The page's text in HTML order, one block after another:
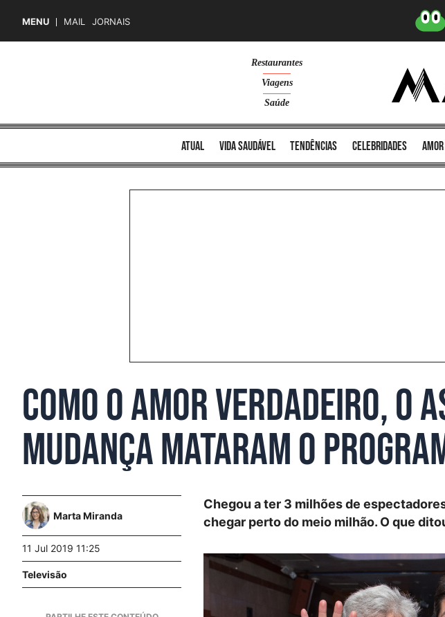
MENU MAIL JORNAIS
Restaurantes
Viagens
Saúde
atual vida saudável tendências celebridades
Como o amor verdadeiro, o
mudança mataram o
Marta Miranda
11 Jul 2019 11:25
Televisão
Chegou a ter 3 milhões de
chegar perto do meio milhão. O que